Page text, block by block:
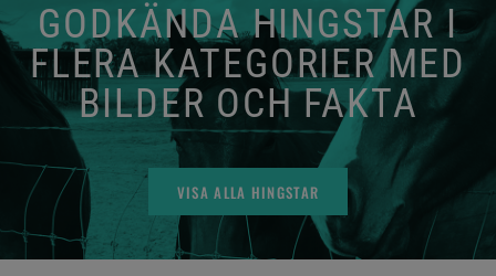
GODKÄNDA HINGSTAR I
FLERA KATEGORIER MED
BILDER OCH FAKTA
VISA ALLA HINGSTAR